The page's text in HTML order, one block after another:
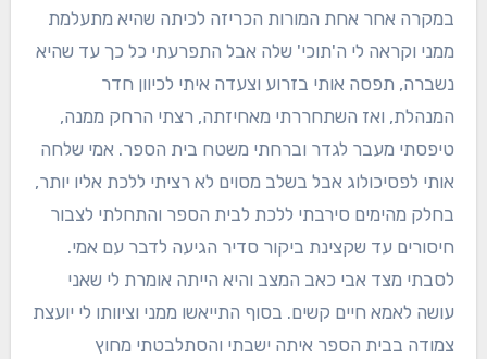
במקרה אחר אחת המורות הכריזה לכיתה שהיא מתעלמת
ממני וקראה לי ה'תוכי' שלה אבל התפרעתי כל כך עד שהיא
נשברה, תפסה אותי בזרוע וצעדה איתי לכיוון חדר
המנהלת, ואז השתחררתי מאחיזתה, רצתי הרחק ממנה,
טיפסתי מעבר לגדר וברחתי משטח בית הספר. אמי שלחה
אותי לפסיכולוג אבל בשלב מסוים לא רציתי ללכת אליו יותר,
בחלק מהימים סירבתי ללכת לבית הספר והתחלתי לצבור
חיסורים עד שקצינת ביקור סדיר הגיעה לדבר עם אמי.
לסבתי מצד אבי כאב המצב והיא הייתה אומרת לי שאני
עושה לאמא חיים קשים. בסוף התייאשו ממני וציוותו לי יועצת
צמודה בבית הספר איתה ישבתי והסתלבטתי מחוץ